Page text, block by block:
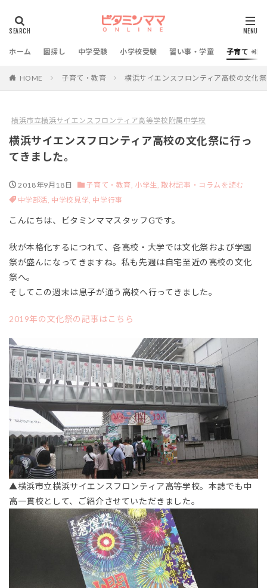
ホーム 園探し 中学受験 小学校受験 習い事・学童 子育て・教
HOME 子育て・教育 横浜サイエンスフロンティア高校の文化
横浜市立横浜サイエンスフロンティア高等学校附属中学校
横浜サイエンスフロンティア高校の文化祭に行っ
てきました。
2018年9月18日 子育て・教育, 小学生, 取材記事・コラムを読む
中学部活, 中学校見学, 中学行事
こんにちは、ビタミンママスタッフGです。
秋が本格化するにつれて、各高校・大学では文化祭および学園
祭が盛んになってきますね。私も先週は自宅至近の高校の文化
祭へ。
そしてこの週末は息子が通う高校へ行ってきました。
2019年の文化祭の記事はこちら
▲横浜市立横浜サイエンスフロンティア高等学校。本誌でも中
高一貫校として、ご紹介させていただきました。